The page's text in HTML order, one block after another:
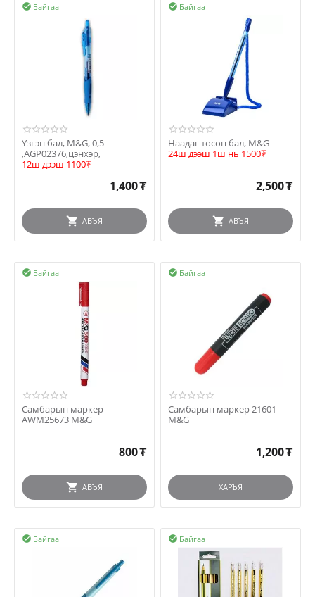
Байгаа

Үзгэн бал, M&G, 0,5
,AGP02376,цэнхэр,
12ш дээш 1100₮
1,400₮
АВЪЯ
Байгаа

Наадаг тосон бал, M&G
24ш дээш 1ш нь 1500₮
2,500₮
АВЪЯ
Байгаа

Самбарын маркер
AWM25673 M&G
800₮
АВЪЯ
Байгаа

Самбарын маркер 21601
M&G
1,200₮
ХАРЪЯ
Байгаа
 Байгаа
